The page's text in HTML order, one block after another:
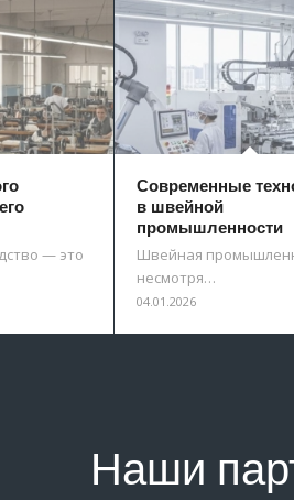
— это
Современные
в швейной
промышленности
Швейная
несмотря…
04.01.2026
Наши